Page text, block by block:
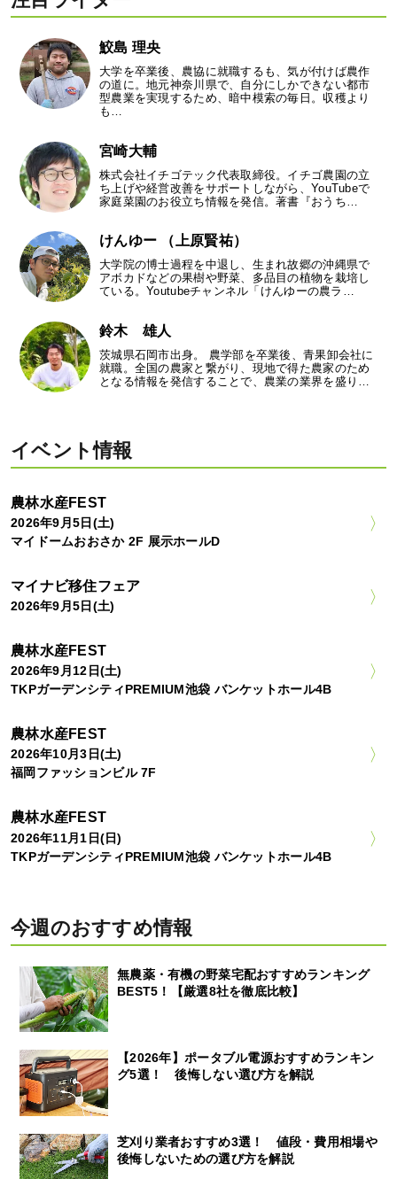
鮫島 理央
大学を卒業後、農協に就職するも、気が付けば農作
の道に。地元神奈川県で、自分にしかできない都市
型農業を実現するため、暗中模索の毎日。収穫より
も…
宮崎大輔
株式会社イチゴテック代表取締役。イチゴ農園の立
ち上げや経営改善をサポートしながら、YouTubeで
家庭菜園のお役立ち情報を発信。著書『おうち…
けんゆー （上原賢祐）
大学院の博士過程を中退し、生まれ故郷の沖縄県で
アボカドなどの果樹や野菜、多品目の植物を栽培し
ている。Youtubeチャンネル「けんゆーの農ラ…
鈴木 雄人
茨城県石岡市出身。 農学部を卒業後、青果卸会社に
就職。全国の農家と繋がり、現地で得た農家のため
となる情報を発信することで、農業の業界を盛り…
イベント情報
農林水産FEST
2026年9月5日(土)
マイドームおおさか 2F 展示ホールD
マイナビ移住フェア
2026年9月5日(土)
農林水産FEST
2026年9月12日(土)
TKPガーデンシティPREMIUM池袋 バンケットホール4B
農林水産FEST
2026年10月3日(土)
福岡ファッションビル 7F
農林水産FEST
2026年11月1日(日)
TKPガーデンシティPREMIUM池袋 バンケットホール4B
今週のおすすめ情報
無農薬・有機の野菜宅配おすすめランキング
BEST5！【厳選8社を徹底比較】
【2026年】ポータブル電源おすすめランキン
グ5選！ 後悔しない選び方を解説
芝刈り業者おすすめ3選！ 値段・費用相場や
後悔しないための選び方を解説